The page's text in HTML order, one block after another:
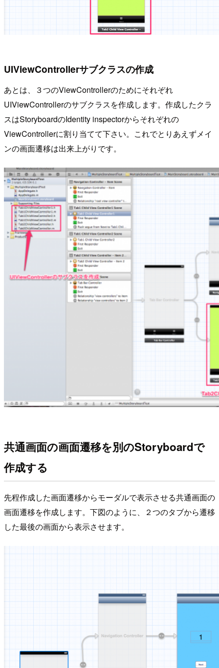
UIViewControllerサブクラスの作成
あとは、３つのViewControllerのためにそれぞれ
UIViewControllerのサブクラスを作成します。作成したクラ
スはStoryboardのIdentity inspectorからそれぞれの
ViewControllerに割り当てて下さい。これでとりあえずメイ
ンの画面遷移は出来上がりです。
共通画面の画面遷移を別のStoryboardで
作成する
先程作成した画面遷移からモーダルで表示させる共通画面の
画面遷移を作成します。下図のように、２つのタブから遷移
した最後の画面から表示させます。